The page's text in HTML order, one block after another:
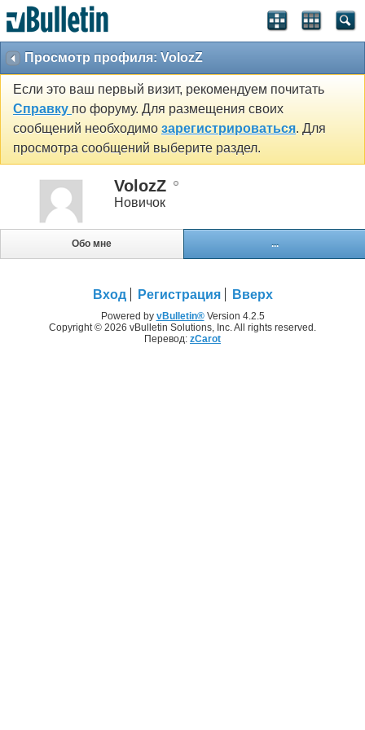
Просмотр профиля: VolozZ
Если это ваш первый визит, рекомендуем почитать
Справку по форуму. Для размещения своих
сообщений необходимо зарегистрироваться. Для
просмотра сообщений выберите раздел.
VolozZ
Новичок
Обо мне ...
Вход Регистрация Вверх
Powered by vBulletin®Version 4.2.5
Copyright © 2026 vBulletin Solutions, Inc. All rights reserved.
Перевод: zCarot